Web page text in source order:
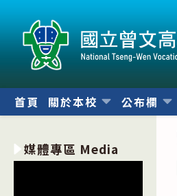
內
首頁 關於本校 公布欄
媒體專區 Media